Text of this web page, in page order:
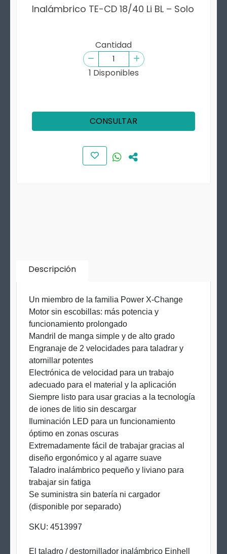
Inalámbrico TE-CD 18/40 Li BL – Solo
Cantidad
1 Disponibles
CONSULTAR
Descripción
Un miembro de la familia Power X-Change
Motor sin escobillas: más potencia y
funcionamiento prolongado
Mandril de manga simple y de alto grado
Engranaje de 2 velocidades para taladrar y
atornillar potentes
Electrónica de velocidad para un trabajo
adecuado para el material y la aplicación
Siempre listo para usar gracias a la tecnología
de iones de litio sin descargar
Iluminación LED para un funcionamiento
óptimo en zonas oscuras
Extremadamente fácil de trabajar gracias al
diseño ergonómico y al agarre suave
Taladro inalámbrico pequeño y liviano para
trabajar sin fatiga
Se suministra sin batería ni cargador
(disponible por separado)
SKU: 4513997
El taladro / destornillador inalámbrico Einhell